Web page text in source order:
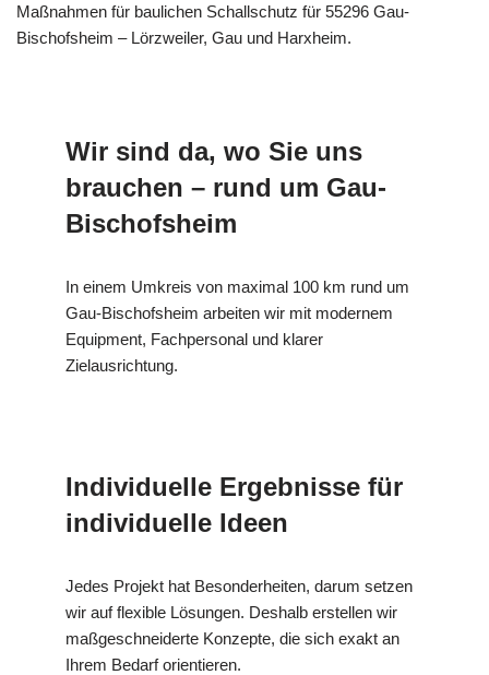
Maßnahmen für baulichen Schallschutz für 55296 Gau-
Bischofsheim – Lörzweiler, Gau und Harxheim.
Wir sind da, wo Sie uns
brauchen – rund um Gau-
Bischofsheim
In einem Umkreis von maximal 100 km rund um
Gau-Bischofsheim arbeiten wir mit modernem
Equipment, Fachpersonal und klarer
Zielausrichtung.
Individuelle Ergebnisse für
individuelle Ideen
Jedes Projekt hat Besonderheiten, darum setzen
wir auf flexible Lösungen. Deshalb erstellen wir
maßgeschneiderte Konzepte, die sich exakt an
Ihrem Bedarf orientieren.